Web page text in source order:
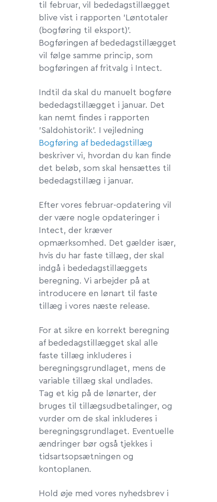
til februar, vil bededagstillægget
blive vist i rapporten 'Løntotaler
(bogføring til eksport)'.
Bogføringen af bededagstillægget
vil følge samme princip, som
bogføringen af fritvalg i Intect.
Indtil da skal du manuelt bogføre
bededagstillægget i januar. Det
kan nemt findes i rapporten
'Saldohistorik'. I vejledning
Bogføring af bededagstillæg
beskriver vi, hvordan du kan finde
det beløb, som skal hensættes til
bededagstillæg i januar.
Efter vores februar-opdatering vil
der være nogle opdateringer i
Intect, der kræver
opmærksomhed. Det gælder især,
hvis du har faste tillæg, der skal
indgå i bededagstillæggets
beregning. Vi arbejder på at
introducere en lønart til faste
tillæg i vores næste release.
For at sikre en korrekt beregning
af bededagstillægget skal alle
faste tillæg inkluderes i
beregningsgrundlaget, mens de
variable tillæg skal undlades.
Tag et kig på de lønarter, der
bruges til tillægsudbetalinger, og
vurder om de skal inkluderes i
beregningsgrundlaget. Eventuelle
ændringer bør også tjekkes i
tidsartsopsætningen og
kontoplanen.
Hold øje med vores nyhedsbrev i